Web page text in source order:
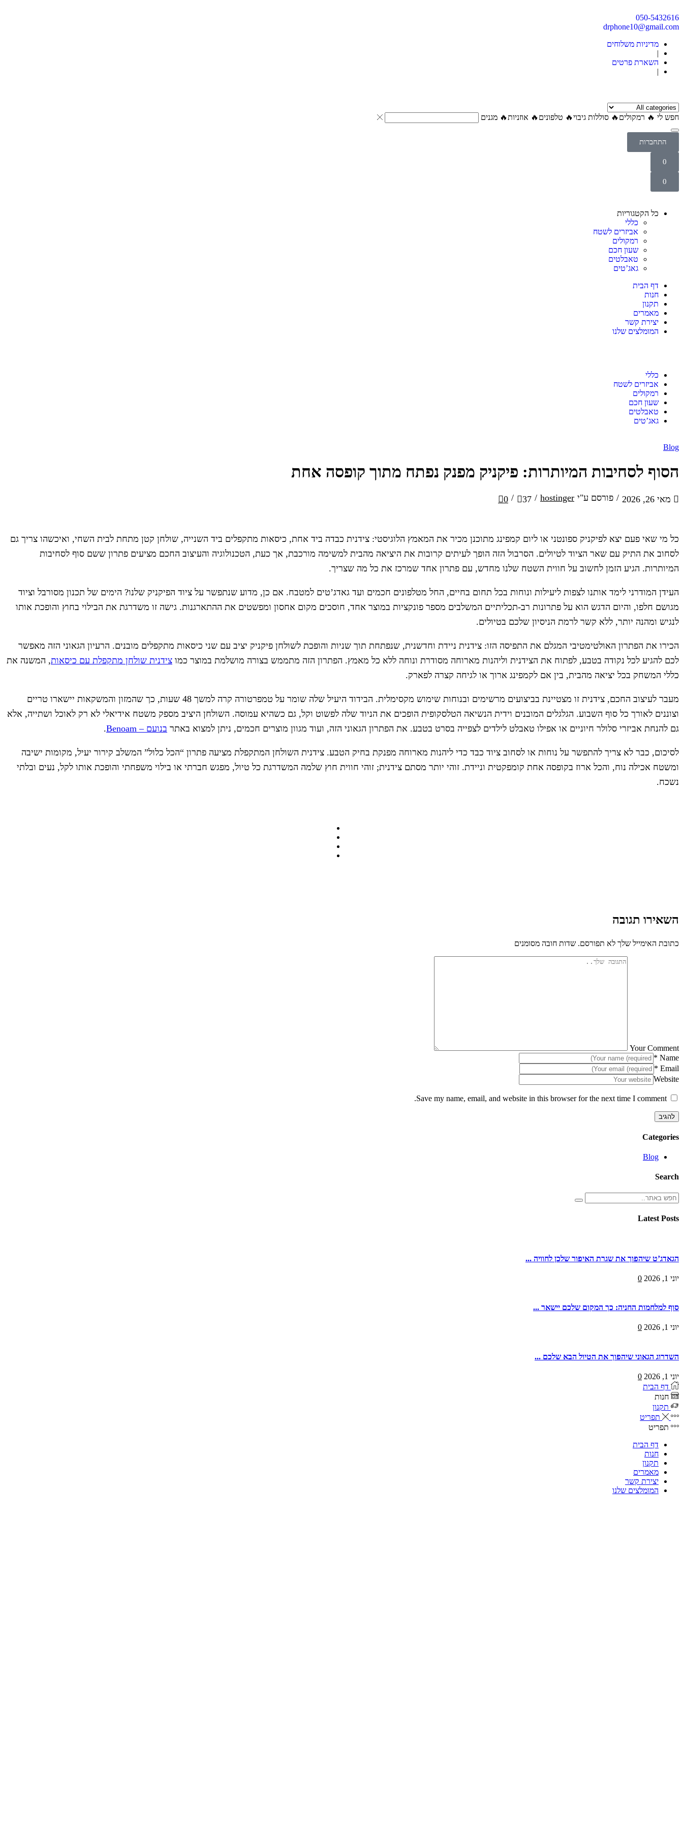
050-5432616
drphone10@gmail.com
מדיניות משלוחים
|
השארת פרטים
|
חפש לי 🔥 רמקולים 🔥 סוללות גיבוי🔥 טלפונים 🔥 אוזניות🔥 מגנים
התחברות
שם משתמש או כתובת אימייל
סיסמא
שכחתי סיסמא!
התחברות
Wishlist
לא סימנת מוצרים עדיין.
0
סל הקניות
Return To Shop
העגלה שלי (0)
מעבר לסל הקניותלתשלום
Congratulations! You've got free shipping.
0
כל הקטגוריות
כללי
אביזרים לשטח
רמקולים
שעון חכם
טאבלטים
גאג’טים
דף הבית
חנות
תקנון
מאמרים
יצירת קשר
המומלצים שלנו
כללי
אביזרים לשטח
רמקולים
שעון חכם
טאבלטים
גאג’טים
Blog
הסוף לסחיבות המיותרות: פיקניק מפנק נפתח מתוך קופסה אחת
מאי 26, 2026 / פורסם ע"י hostinger
/
37
/
0
Blog
כל מי שאי פעם יצא לפיקניק ספונטני או ליום קמפינג מתוכנן מכיר את המאמץ הלוגיסטי: צידנית כבדה ביד אחת, כיסאות מתקפלים ביד השנייה, שולחן קטן מתחת לבית השחי, ואיכשהו צריך גם
לסחוב את התיק עם שאר הציוד לטיולים. הסרבול הזה הופך לעיתים קרובות את היציאה מהבית למשימה מורכבת, אך כעת, הטכנולוגיה והעיצוב החכם מציעים פתרון ששם סוף לסחיבות
המיותרות. הגיע הזמן לחשוב על חווית השטח שלנו מחדש, עם פתרון אחד שמרכז את כל מה שצריך.
העידן המודרני לימד אותנו לצפות ליעילות ונוחות בכל תחום בחיים, החל מטלפונים חכמים ועד גאדג’טים למטבח. אם כן, מדוע שנתפשר על ציוד הפיקניק שלנו? הימים של תכנון מסורבל וציוד
מגושם חלפו, והיום הדגש הוא על פתרונות רב-תכליתיים המשלבים מספר פונקציות במוצר אחד, חוסכים מקום אחסון ומפשטים את ההתארגנות. גישה זו משדרגת את הבילוי בחוץ והופכת אותו
לנגיש ומהנה יותר, ללא קשר לרמת הניסיון שלכם בטיולים.
הכירו את הפתרון האולטימטיבי המגלם את התפיסה הזו: צידנית ניידת וחדשנית, שנפתחת תוך שניות והופכת לשולחן פיקניק יציב עם שני כיסאות מתקפלים מובנים. הרעיון הגאוני הזה מאפשר
לכם להגיע לכל נקודה בטבע, לפתוח את הצידנית וליהנות מארוחה מסודרת ונוחה ללא כל מאמץ. הפתרון הזה מתממש בצורה מושלמת במוצר כמו צידנית שולחן מתקפלת עם כיסאות, המשנה את
כללי המשחק בכל יציאה מהבית, בין אם לקמפינג ארוך או לגיחה קצרה לפארק.
מעבר לעיצוב החכם, צידנית זו מצטיינת בביצועים מרשימים ובנוחות שימוש מקסימלית. הבידוד היעיל שלה שומר על טמפרטורה קרה למשך 48 שעות, כך שהמזון והמשקאות יישארו טריים
וצוננים לאורך כל סוף השבוע. הגלגלים המובנים וידית הנשיאה הטלסקופית הופכים את הניוד שלה לפשוט וקל, גם כשהיא עמוסה. השולחן היציב מספק משטח אידיאלי לא רק לאוכל ושתייה, אלא
גם להנחת אביזרי סלולר חיוניים או אפילו טאבלט לילדים לצפייה בסרט בטבע. את הפתרון הגאוני הזה, ועוד מגוון מוצרים חכמים, ניתן למצוא באתר בנועם – Benoam .
לסיכום, כבר לא צריך להתפשר על נוחות או לסחוב ציוד כבד כדי ליהנות מארוחה מפנקת בחיק הטבע. צידנית השולחן המתקפלת מציעה פתרון “הכל כלול” המשלב קירור יעיל, מקומות ישיבה
ומשטח אכילה נוח, והכל ארוז בקופסה אחת קומפקטית וניידת. זוהי יותר מסתם צידנית; זוהי חווית חוץ שלמה המשדרגת כל טיול, מפגש חברתי או בילוי משפחתי והופכת אותו לקל, נעים ובלתי
נשכח.
השאירו תגובה
כתובת האימייל שלך לא תפורסם. שדות חובה מסומנים
Your Comment
Name
*
Email
*
Website
Save my name, email, and website in this browser for the next time I comment.
Categories
Blog
Search
Latest Posts
הגאדג’ט שיהפוך את שגרת האיפור שלכן לחוויה ...
יוני 1, 2026 0
סוף למלחמות החניה: כך המקום שלכם יישאר ...
יוני 1, 2026 0
השדרוג הגאוני שיהפוך את הטיול הבא שלכם ...
יוני 1, 2026
0
דף הבית
חנות
תקנון
תפריט
תפריט
דף הבית
חנות
תקנון
מאמרים
יצירת קשר
המומלצים שלנו